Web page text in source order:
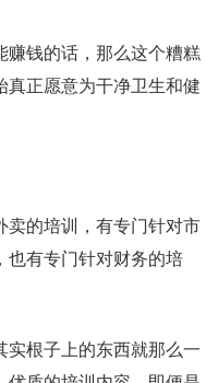
赚钱的话，那么这个糟糕
正愿意为干净卫生和健
卖的培训，有专门针对市
也有专门针对财务的培
根子上的东西就那么一